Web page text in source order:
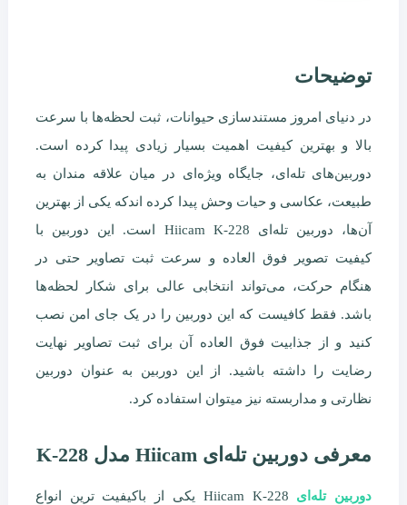
توضیحات
در دنیای امروز مستندسازی حیوانات، ثبت لحظه‌ها با سرعت
بالا و بهترین کیفیت اهمیت بسیار زیادی پیدا کرده است.
دوربین‌های تله‌ای، جایگاه ویژه‌ای در میان علاقه مندان به
طبیعت، عکاسی و حیات وحش پیدا کرده اندکه یکی از بهترین
آن‌ها، دوربین تله‌ای Hiicam K-228 است. این دوربین با
کیفیت تصویر فوق العاده و سرعت ثبت تصاویر حتی در
هنگام حرکت، می‌تواند انتخابی عالی برای شکار لحظه‌ها
باشد. فقط کافیست که این دوربین را در یک جای امن نصب
کنید و از جذابیت فوق العاده آن برای ثبت تصاویر نهایت
رضایت را داشته باشید. از این دوربین به عنوان دوربین
نظارتی و مداربسته نیز میتوان استفاده کرد.
معرفی دوربین تله‌ای Hiicam مدل K-228
دوربین تله‌ای
Hiicam K-228 یکی از باکیفیت ترین انواع